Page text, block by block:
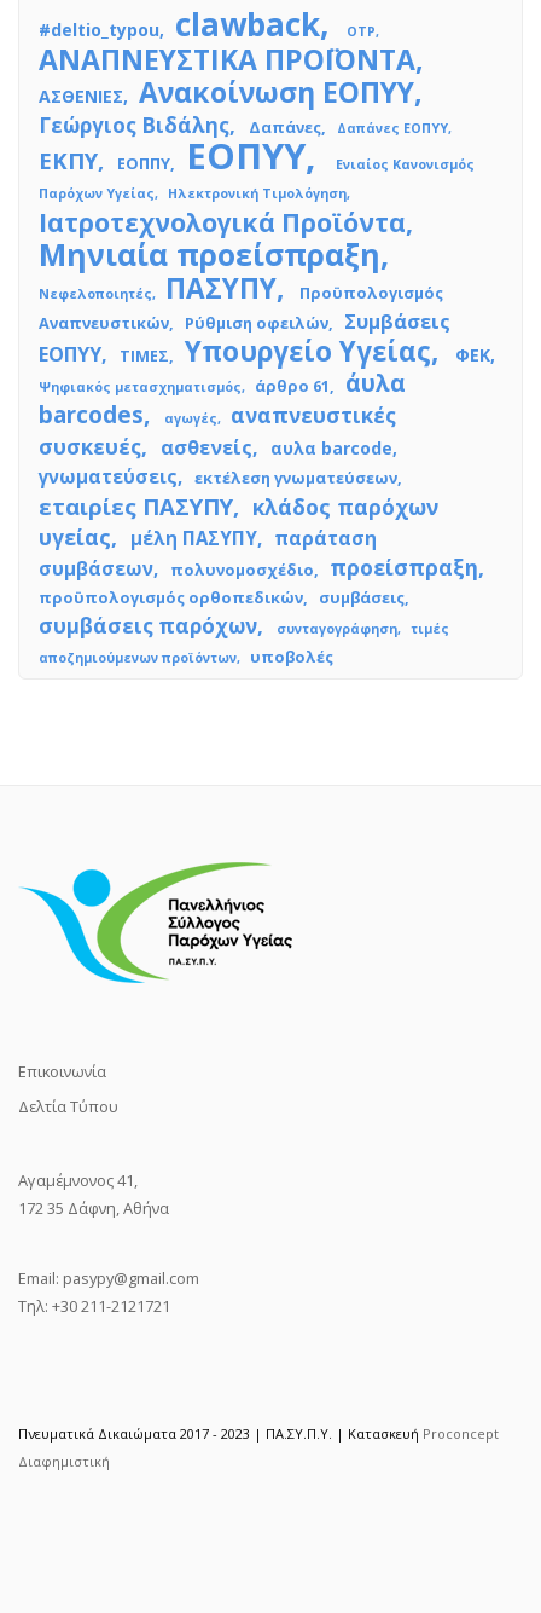
#deltio_typou clawback OTP
ΑΝΑΠΝΕΥΣΤΙΚΑ ΠΡΟΪΟΝΤΑ
ΑΣΘΕΝΙΕΣ Ανακοίνωση ΕΟΠΥΥ
Γεώργιος Βιδάλης Δαπάνες Δαπάνες ΕΟΠΥΥ
ΕΚΠΥ ΕΟΠΠΥ ΕΟΠΥΥ
Ενιαίος Κανονισμός
Παρόχων Υγείας
Ηλεκτρονική Τιμολόγηση
Ιατροτεχνολογικά Προϊόντα
Μηνιαία προείσπραξη
Νεφελοποιητές ΠΑΣΥΠΥ
Προϋπολογισμός
Αναπνευστικών
Ρύθμιση οφειλών
Συμβάσεις
ΕΟΠΥΥ
ΤΙΜΕΣ Υπουργείο Υγείας ΦΕΚ
Ψηφιακός μετασχηματισμός άρθρο 61
άυλα
barcodes
αγωγές
αναπνευστικές
συσκευές
ασθενείς αυλα barcode
γνωματεύσεις εκτέλεση γνωματεύσεων
εταιρίες ΠΑΣΥΠΥ
κλάδος παρόχων
υγείας
μέλη ΠΑΣΥΠΥ
παράταση
συμβάσεων
πολυνομοσχέδιο προείσπραξη
προϋπολογισμός ορθοπεδικών συμβάσεις
συμβάσεις παρόχων συνταγογράφηση
τιμές
αποζημιούμενων προϊόντων
υποβολές
Επικοινωνία
Δελτία Τύπου
Αγαμέμνονος 41,
172 35 Δάφνη, Αθήνα
Email: pasypy@gmail.com
Τηλ: +30 211-2121721
Πνευματικά Δικαιώματα 2017 - 2023 | ΠΑ.ΣΥ.Π.Υ. | Κατασκευή Proconcept
Διαφημιστική